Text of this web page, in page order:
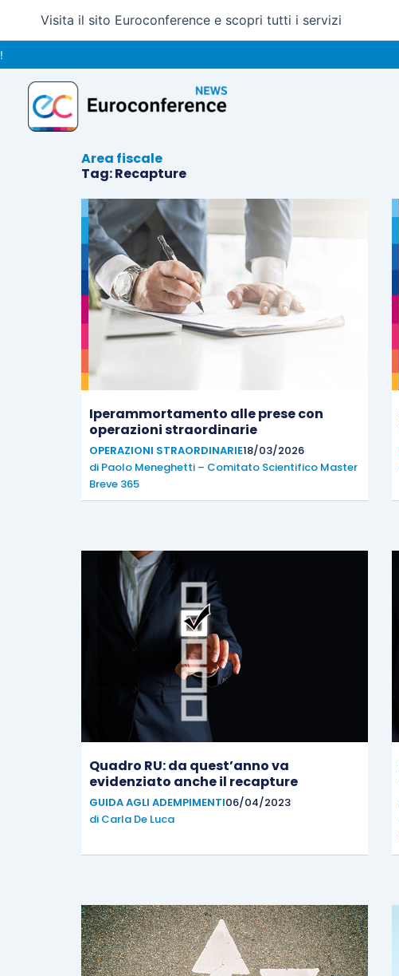
contenuto
Visita il sito Euroconference e scopri tutti i servizi
Area fiscale
Tag: Recapture
Iperammortamento alle prese con
operazioni straordinarie
OPERAZIONI STRAORDINARIE18/03/2026
di Paolo Meneghetti – Comitato Scientifico Master
Breve 365
Quadro RU: da quest’anno va
evidenziato anche il recapture
GUIDA AGLI ADEMPIMENTI06/04/2023
di Carla De Luca